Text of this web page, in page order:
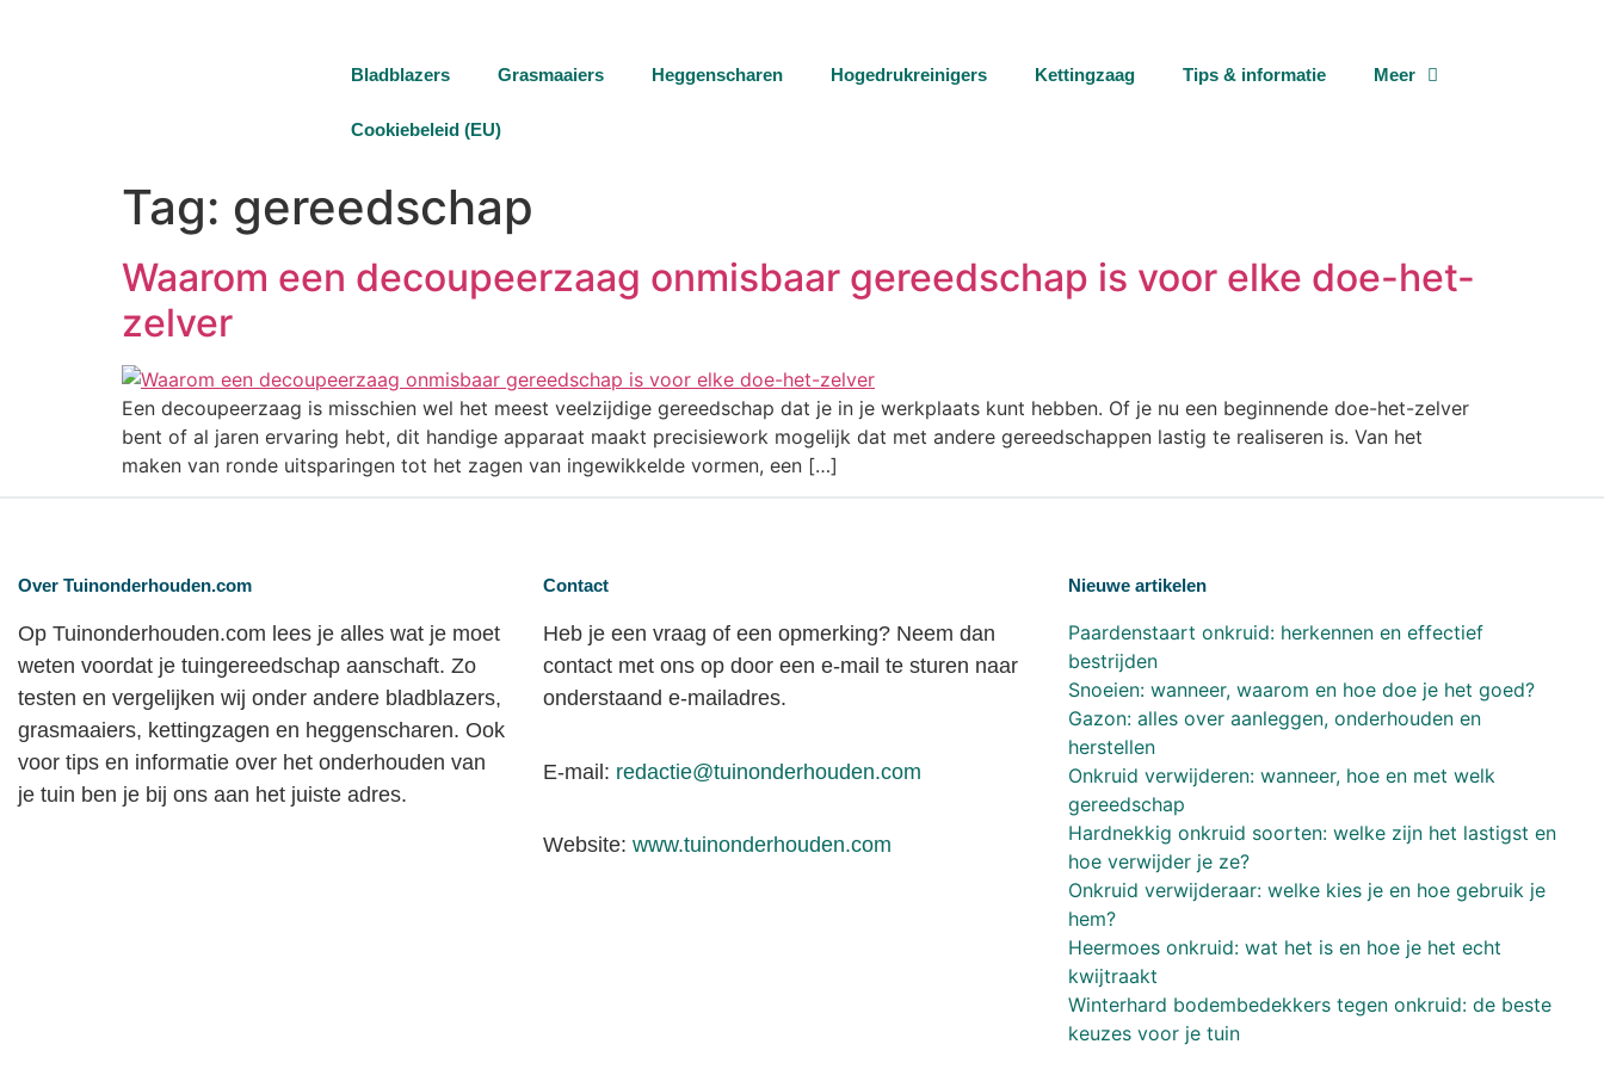
Bladblazers Grasmaaiers Heggenscharen Hogedrukreinigers Kettingzaag Tips & informatie Meer
Cookiebeleid (EU)
Tag: gereedschap
Waarom een decoupeerzaag onmisbaar gereedschap is voor elke doe-het-
zelver
Een decoupeerzaag is misschien wel het meest veelzijdige gereedschap dat je in je werkplaats kunt hebben. Of je nu een beginnende doe-het-zelver
bent of al jaren ervaring hebt, dit handige apparaat maakt precisiework mogelijk dat met andere gereedschappen lastig te realiseren is. Van het
maken van ronde uitsparingen tot het zagen van ingewikkelde vormen, een […]
Over Tuinonderhouden.com
Op Tuinonderhouden.com lees je alles wat je moet
weten voordat je tuingereedschap aanschaft. Zo
testen en vergelijken wij onder andere bladblazers,
grasmaaiers, kettingzagen en heggenscharen. Ook
voor tips en informatie over het onderhouden van
je tuin ben je bij ons aan het juiste adres.
Contact
Heb je een vraag of een opmerking? Neem dan
contact met ons op door een e-mail te sturen naar
onderstaand e-mailadres.
E-mail: redactie@tuinonderhouden.com
Website: www.tuinonderhouden.com
Nieuwe artikelen
Paardenstaart onkruid: herkennen en effectief
bestrijden
Snoeien: wanneer, waarom en hoe doe je het goed?
Gazon: alles over aanleggen, onderhouden en
herstellen
Onkruid verwijderen: wanneer, hoe en met welk
gereedschap
Hardnekkig onkruid soorten: welke zijn het lastigst en
hoe verwijder je ze?
Onkruid verwijderaar: welke kies je en hoe gebruik je
hem?
Heermoes onkruid: wat het is en hoe je het echt
kwijtraakt
Winterhard bodembedekkers tegen onkruid: de beste
keuzes voor je tuin